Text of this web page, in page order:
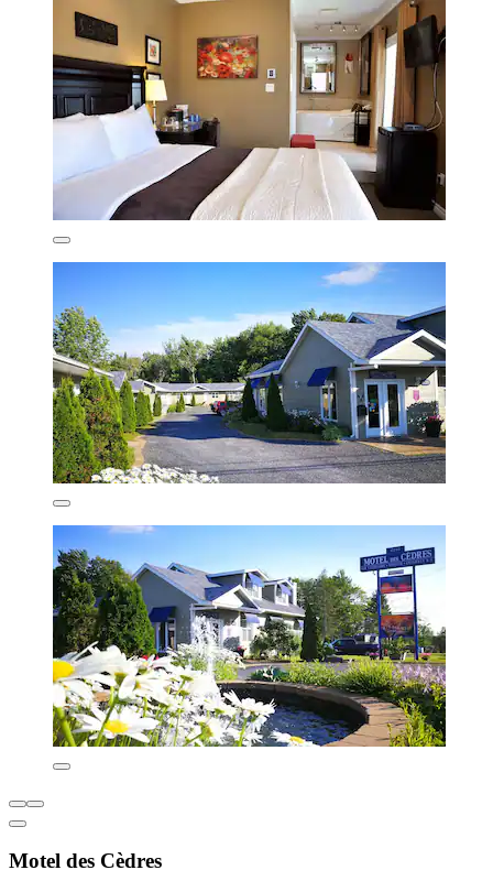
Motel des Cèdres